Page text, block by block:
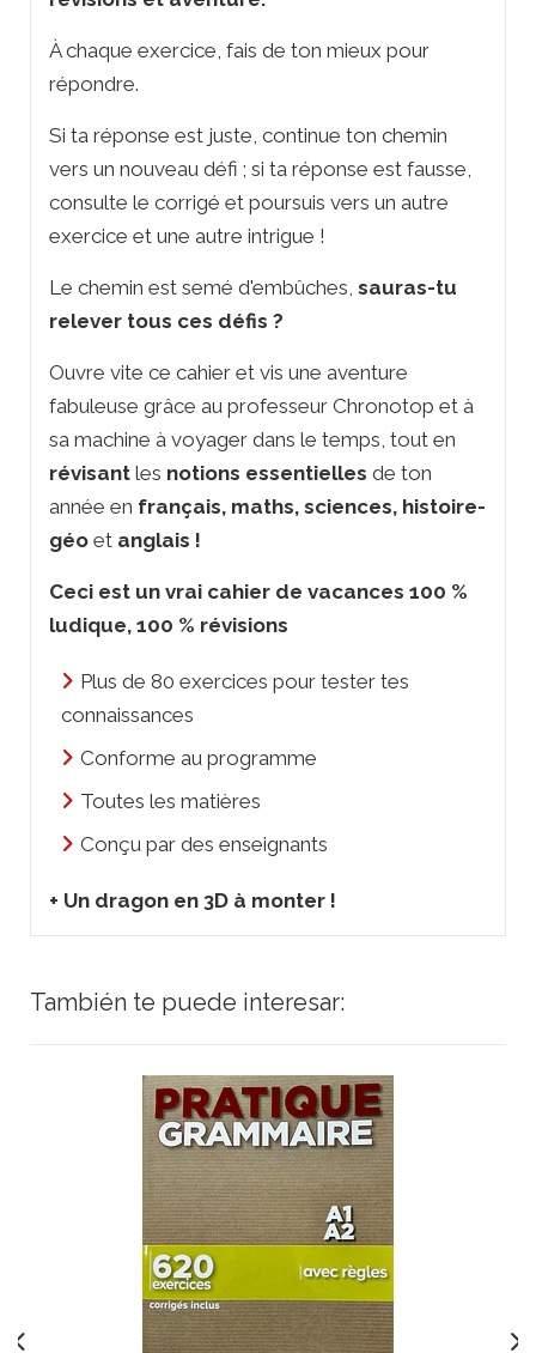
À chaque exercice, fais de ton mieux pour
répondre.
Si ta réponse est juste, continue ton chemin
vers un nouveau défi ; si ta réponse est fausse,
consulte le corrigé et poursuis vers un autre
exercice et une autre intrigue !
Le chemin est semé d'embûches, sauras-tu
relever tous ces défis ?
Ouvre vite ce cahier et vis une aventure
fabuleuse grâce au professeur Chronotop et à
sa machine à voyager dans le temps, tout en
révisant les notions essentielles de ton
année en français, maths, sciences, histoire-
géo et anglais !
Ceci est un vrai cahier de vacances 100 %
ludique, 100 % révisions
Plus de 80 exercices pour tester tes
connaissances
Conforme au programme
Toutes les matières
Conçu par des enseignants
+ Un dragon en 3D à monter !
También te puede interesar: